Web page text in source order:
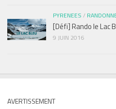
PYRENEES /
[Défi] Rando le Lac
9 JUIN 2016
AVERTISSEMENT